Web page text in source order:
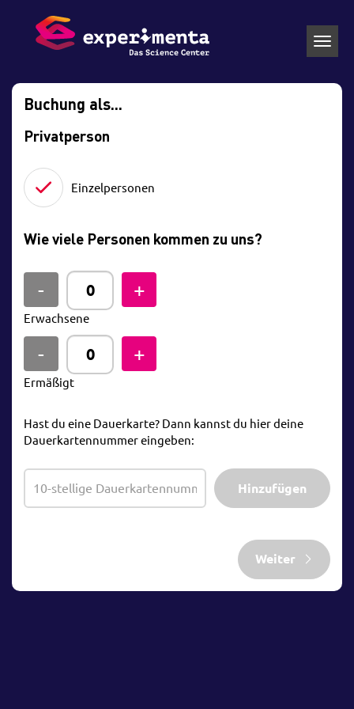
Buchung als...
Privatperson
Einzelpersonen
Wie viele Personen kommen zu uns?
Erwachsene
Ermäßigt
Hast du eine Dauerkarte? Dann kannst du hier deine
Dauerkartennummer eingeben:
Hinzufügen
Weiter